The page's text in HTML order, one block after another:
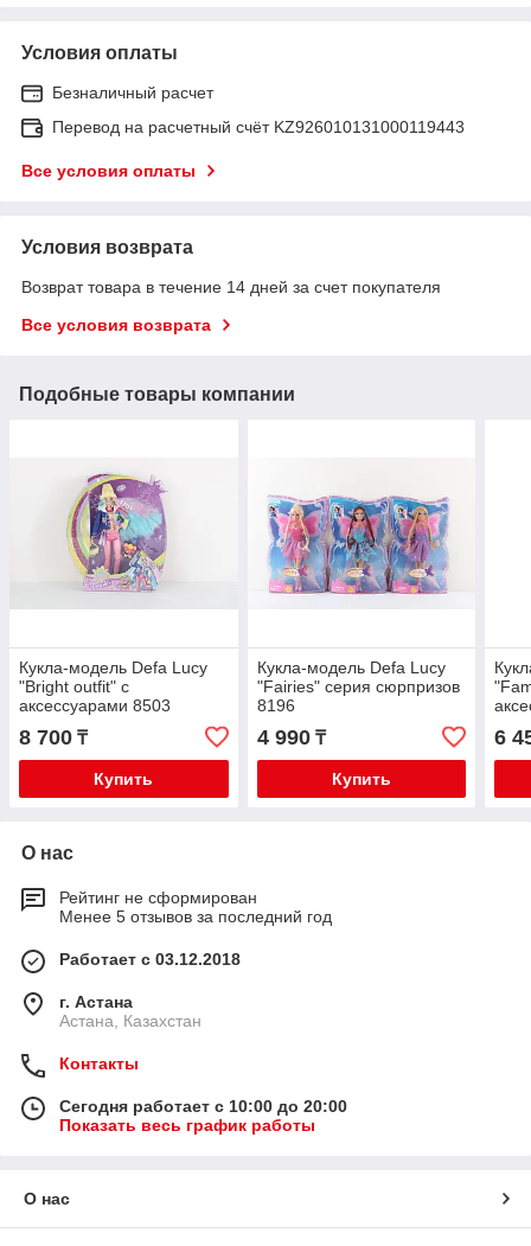
Условия оплаты
Безналичный расчет
Перевод на расчетный счёт KZ926010131000119443
Все условия оплаты
Условия возврата
Возврат товара в течение 14 дней за счет покупателя
Все условия возврата
Подобные товары компании
Кукла-модель Defa Lucy
"Bright outfit" с
аксессуарами 8503
8 700 ₸
Купить
Кукла-модель Defa Lucy
"Fairies" серия сюрпризов
8196
4 990₸
Купить
6
О нас
Рейтинг не сформирован
Менее 5 отзывов за последний год
Работает с 03.12.2018
г. Астана
Астана, Казахстан
Контакты
Сегодня работает с 10:00 до 20:00
Показать весь график работы
О нас